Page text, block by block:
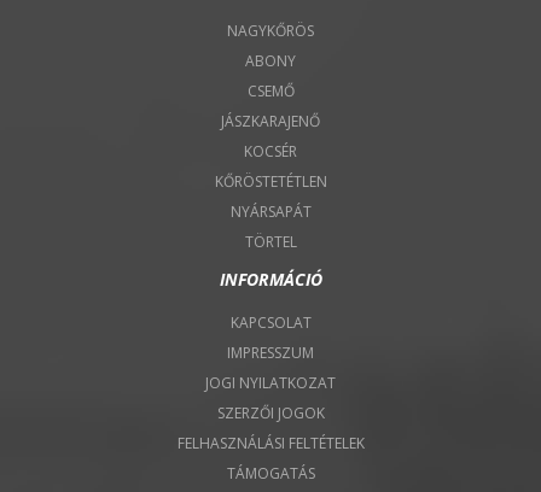
NAGYKŐRÖS
ABONY
CSEMŐ
JÁSZKARAJENŐ
KOCSÉR
KŐRÖSTETÉTLEN
NYÁRSAPÁT
TÖRTEL
INFORMÁCIÓ
KAPCSOLAT
IMPRESSZUM
JOGI NYILATKOZAT
SZERZŐI JOGOK
FELHASZNÁLÁSI FELTÉTELEK
TÁMOGATÁS